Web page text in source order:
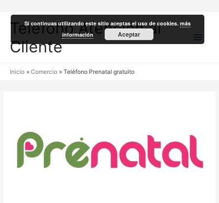
Teléfono Atención al
Cliente
Inicio Comercio Teléfono Prenatal gratuito
Si continuas utilizando este sitio aceptas el uso de cookies.más
información
Aceptar